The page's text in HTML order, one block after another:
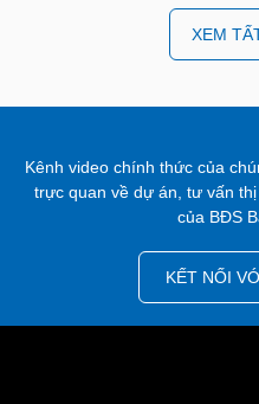
XEM
Kênh video chính thức của
trực quan về dự án, tư vấn
của BĐS
KẾT NỐI